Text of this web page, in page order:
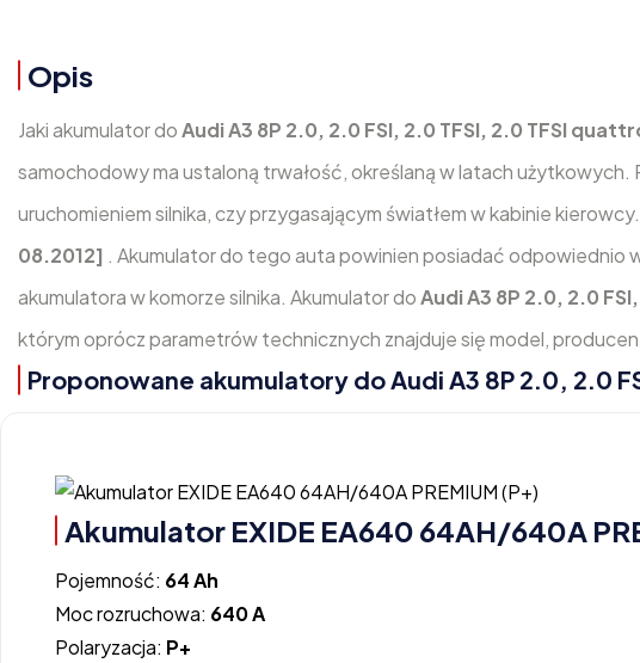
Opis
Jaki akumulator doAudi A3 8P 2.0, 2.0 FSI, 2.0 TFSI, 2.0 TFSI
samochodowy ma ustaloną trwałość, określaną w latach
uruchomieniem silnika, czy przygasającym światłem w kabinie
08.2012] . Akumulator do tego auta powinien posiadać odpowiednio
akumulatora w komorze silnika. Akumulator doAudi A3 8P 2.0, 2.0
którym oprócz parametrów technicznych znajduje się model,
Proponowane akumulatory do Audi A3 8P 2.0, 2.0
Akumulator EXIDE EA640 64AH/640A
Pojemność: 64 Ah
Moc rozruchowa: 640 A
Polaryzacja: P+